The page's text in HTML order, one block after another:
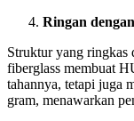
Ringan
Struktur yang ringkas
fiberglass membuat
tahannya, tetapi juga
gram, menawarkan